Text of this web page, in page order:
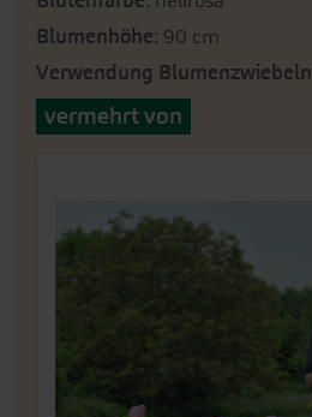
Blumenhöhe: 90 cm
Verwendung Blumenzwiebeln
vermehrt von